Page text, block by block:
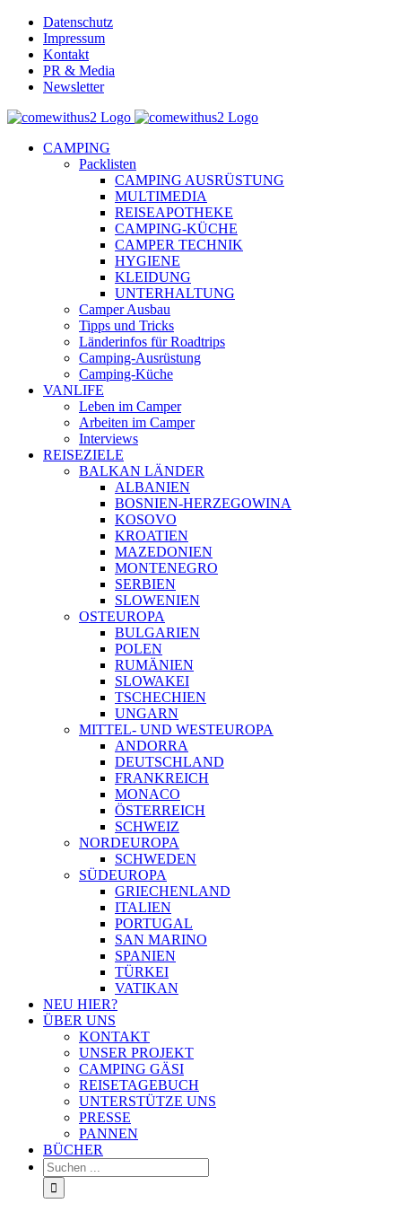
Skip
content
Datenschutz
Impressum
Kontakt
PR & Media
Newsletter
YouTube
Facebook
Twitter
Instagram
Pinterest
Email
CAMPING
Packlisten
CAMPING AUSRÜSTUNG
MULTIMEDIA
REISEAPOTHEKE
CAMPING-KÜCHE
CAMPER TECHNIK
HYGIENE
KLEIDUNG
UNTERHALTUNG
Camper Ausbau
Tipps und Tricks
Länderinfos für Roadtrips
Camping-Ausrüstung
Camping-Küche
VANLIFE
Leben im Camper
Arbeiten im Camper
Interviews
REISEZIELE
BALKAN LÄNDER
ALBANIEN
BOSNIEN-HERZEGOWINA
KOSOVO
KROATIEN
MAZEDONIEN
MONTENEGRO
SERBIEN
SLOWENIEN
OSTEUROPA
BULGARIEN
POLEN
RUMÄNIEN
SLOWAKEI
TSCHECHIEN
UNGARN
MITTEL- UND WESTEUROPA
ANDORRA
DEUTSCHLAND
FRANKREICH
MONACO
ÖSTERREICH
SCHWEIZ
NORDEUROPA
SCHWEDEN
SÜDEUROPA
GRIECHENLAND
ITALIEN
PORTUGAL
SAN MARINO
SPANIEN
TÜRKEI
VATIKAN
NEU HIER?
ÜBER UNS
KONTAKT
UNSER PROJEKT
CAMPING GÄSI
REISETAGEBUCH
UNTERSTÜTZE UNS
PRESSE
PANNEN
BÜCHER
Suche
nach: